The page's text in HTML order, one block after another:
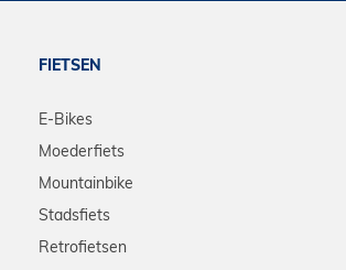
FIETSEN
E-Bikes
Moederfiets
Mountainbike
Stadsfiets
Retrofietsen